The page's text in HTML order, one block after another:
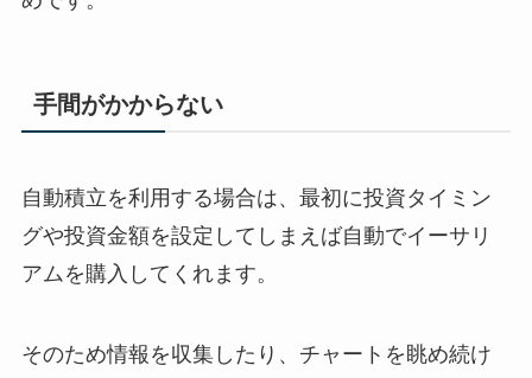
手間がかからない
自動積立を利用する場合は、最初に投資タイミン
グや投資金額を設定してしまえば自動でイーサリ
アムを購入してくれます。
そのため情報を収集したり、チャートを眺め続け